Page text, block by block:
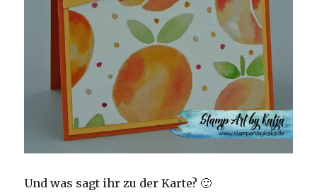
Und was sagt ihr zu der Karte? 🙂